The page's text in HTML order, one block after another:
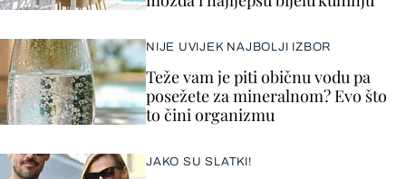
NIJE UVIJEK NAJBOLJI IZBOR
Teže vam je piti običnu vodu pa
posežete za mineralnom? Evo što
to čini organizmu
JAKO SU SLATKI!